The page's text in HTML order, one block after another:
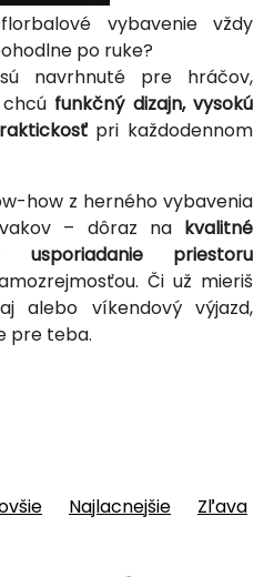
vybavenie vždy
po ruke?
navrhnuté pre hráčov,
funkčný dizajn, vysokú
pri každodennom
how z herného vybavenia
– dôraz na kvalitné
usporiadanie priestoru
Či už mieriš
alebo víkendový výjazd,
pre teba.
Najlacnejšie
Zľava